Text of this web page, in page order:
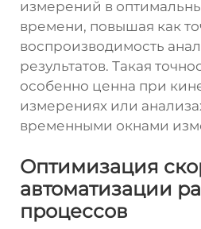
измерений в
времени, повышая как
воспроизводимость
результатов. Такая
особенно ценна при
измерениях или
временными окнами
Оптимизация
автоматизации
процессов